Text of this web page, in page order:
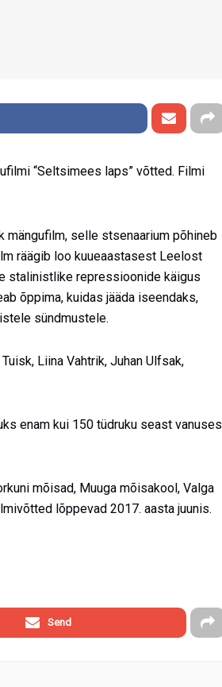
“Seltsimees laps” võtted. Filmi
selle stsenaarium põhineb
räägib loo kuueaastasest Leelost
stalinistlike repressioonide käigus
õppima, kuidas jääda iseendaks,
sündmustele.
Liina Vahtrik, Juhan Ulfsak,
enam kui 150 tüdruku seast vanuses
mõisad, Muuga mõisakool, Valga
lõppevad 2017. aasta juunis.
Send